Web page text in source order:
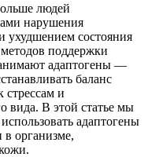
людей
нарушения
ухудшением состояния
поддержки
адаптогены —
баланс
стрессам и
вида. В этой статье мы
адаптогены
организме,